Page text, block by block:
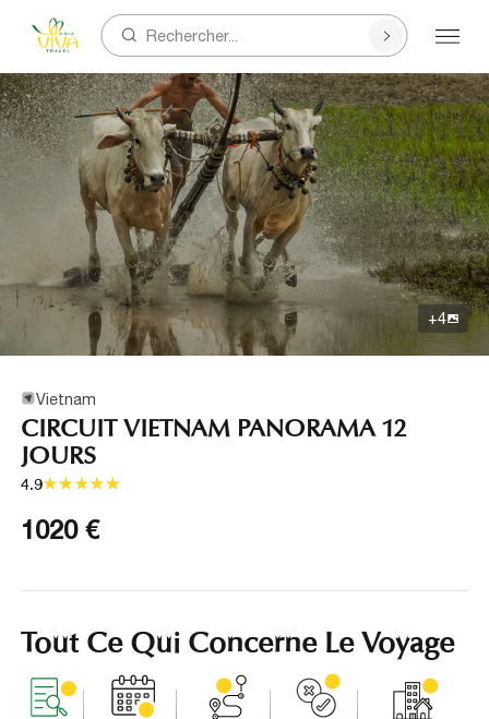
Rechercher...
+4
Vietnam
CIRCUIT VIETNAM PANORAMA 12
JOURS
4.9
1020 €
Tout Ce Qui Concerne Le Voyage